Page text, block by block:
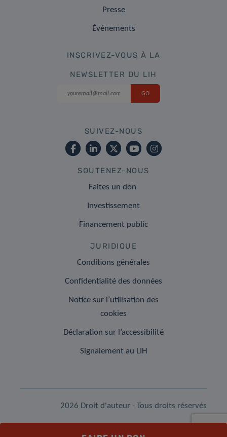
Presse
Événements
INSCRIVEZ-VOUS À LA
NEWSLETTER DU LIH
SUIVEZ-NOUS
SOUTENEZ-NOUS
Faites un don
Investissement
Financement public
JURIDIQUE
Conditions générales
Confidentialité des données
Notice sur l’utilisation des
cookies
Déclaration sur l’accessibilité
Signalement au LIH
2026 Droit d'auteur - Tous droits réservés